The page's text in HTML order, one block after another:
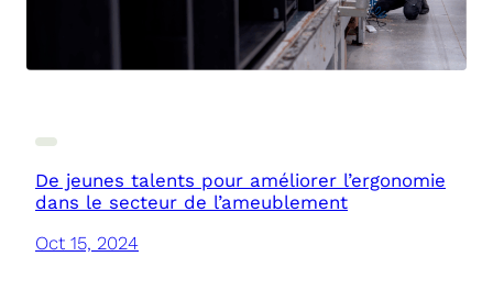
De jeunes talents pour améliorer l’ergonomie
dans le secteur de l’ameublement
Oct 15, 2024